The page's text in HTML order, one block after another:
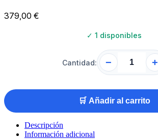
379,00 €
✓ 1 disponibles
Cantidad: − +
🛒 Añadir al carrito
Descripción
Información adicional